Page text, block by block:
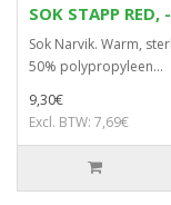
SOK STAPP
Sok Narvik. Warm,
50% polypropyleen...
9,30€
Excl. BTW: 7,69€